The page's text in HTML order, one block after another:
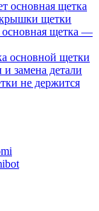
основная щетка —
не держится